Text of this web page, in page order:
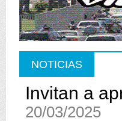
NOTICIAS
Invitan a
20/03/2025